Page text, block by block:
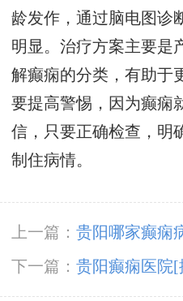
龄发作，通过脑电图诊
明显。治疗方案主要是
解癫痫的分类，有助于
要提高警惕，因为癫痫
信，只要正确检查，明
制住病情。
上一篇： 贵阳哪家癫痫
病人?
下一篇： 贵阳癫痫医院